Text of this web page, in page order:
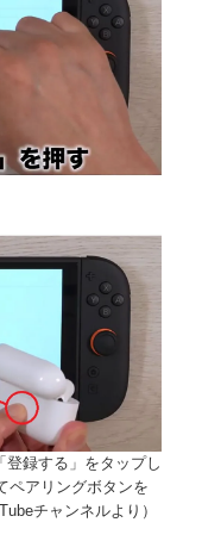
登録する」をタップし
ペアリングボタンを
チャンネルより）